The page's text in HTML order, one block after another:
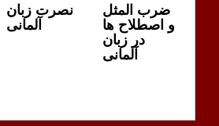
نصرت زبان
آلمانی
ضرب المثل
و اصطلاح ها
در زبان
آلمانی